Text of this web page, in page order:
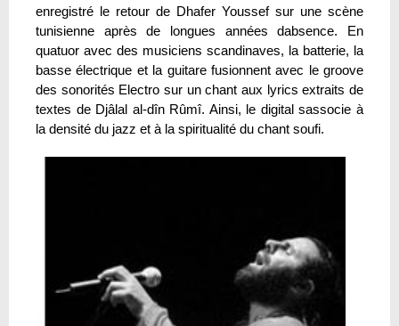
enregistré le retour de Dhafer Youssef sur une scène
tunisienne après de longues années dabsence. En
quatuor avec des musiciens scandinaves, la batterie, la
basse électrique et la guitare fusionnent avec le groove
des sonorités Electro sur un chant aux lyrics extraits de
textes de Djâlal al-dîn Rûmî. Ainsi, le digital sassocie à
la densité du jazz et à la spiritualité du chant soufi.